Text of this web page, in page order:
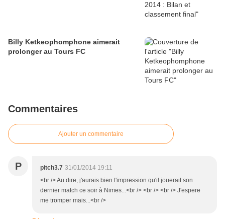
Billy Ketkeophomphone aimerait
prolonger au Tours FC
Commentaires
Ajouter un commentaire
P pitch3.7 31/01/2014 19:11
<br /> Au dire, j'aurais bien l'impression qu'il jouerait son
dernier match ce soir à Nimes...<br /> <br /> <br /> J'espere
me tromper mais...<br />